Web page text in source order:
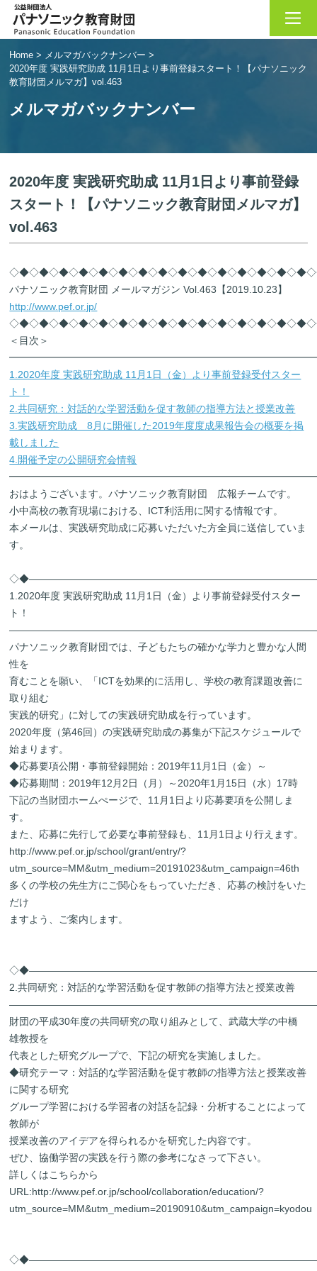
Home > メルマガバックナンバー >
2020年度 実践研究助成 11月1日より事前登録スタート！【パナソニック
教育財団メルマガ】vol.463
メルマガバックナンバー
2020年度 実践研究助成 11月1日より事前登録
スタート！【パナソニック教育財団メルマガ】
vol.463
パナソニック教育財団 メールマガジン Vol.463【2019.10.23】
http://www.pef.or.jp/
＜目次＞
1.2020年度 実践研究助成 11月1日（金）より事前登録受付スター
ト！
2.共同研究：対話的な学習活動を促す教師の指導方法と授業改善
3.実践研究助成 8月に開催した2019年度度成果報告会の概要を掲
載しました
4.開催予定の公開研究会情報
おはようございます。パナソニック教育財団 広報チームです。
小中高校の教育現場における、ICT利活用に関する情報です。
本メールは、実践研究助成に応募いただいた方全員に送信していま
す。
1.2020年度 実践研究助成 11月1日（金）より事前登録受付スター
ト！
パナソニック教育財団では、子どもたちの確かな学力と豊かな人間
性を
育むことを願い、「ICTを効果的に活用し、学校の教育課題改善に
取り組む
実践的研究」に対しての実践研究助成を行っています。
2020年度（第46回）の実践研究助成の募集が下記スケジュールで
始まります。
◆応募要項公開・事前登録開始：2019年11月1日（金）～
◆応募期間：2019年12月2日（月）～2020年1月15日（水）17時
下記の当財団ホームぺージで、11月1日より応募要項を公開しま
す。
また、応募に先行して必要な事前登録も、11月1日より行えます。
http://www.pef.or.jp/school/grant/entry/?
utm_source=MM&utm_medium=20191023&utm_campaign=46th
多くの学校の先生方にご関心をもっていただき、応募の検討をいた
だけ
ますよう、ご案内します。
2.共同研究：対話的な学習活動を促す教師の指導方法と授業改善
財団の平成30年度の共同研究の取り組みとして、武蔵大学の中橋
雄教授を
代表とした研究グループで、下記の研究を実施しました。
◆研究テーマ：対話的な学習活動を促す教師の指導方法と授業改善
に関する研究
グループ学習における学習者の対話を記録・分析することによって
教師が
授業改善のアイデアを得られるかを研究した内容です。
ぜひ、協働学習の実践を行う際の参考になさって下さい。
詳しくはこちらから
URL:http://www.pef.or.jp/school/collaboration/education/?
utm_source=MM&utm_medium=20190910&utm_campaign=kyodou